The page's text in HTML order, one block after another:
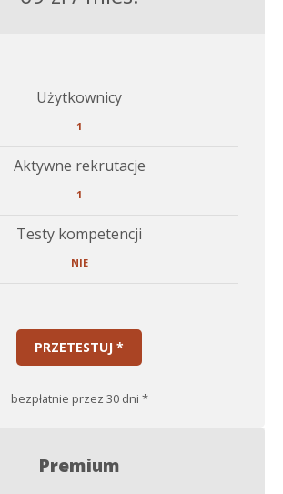
Użytkownicy
1
Aktywne rekrutacje
1
Testy kompetencji
NIE
PRZETESTUJ *
bezpłatnie przez 30 dni *
Premium